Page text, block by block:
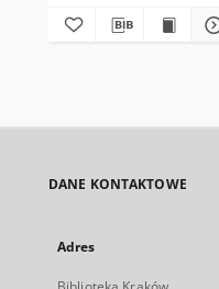
DANE KONTAKTOWE
Adres